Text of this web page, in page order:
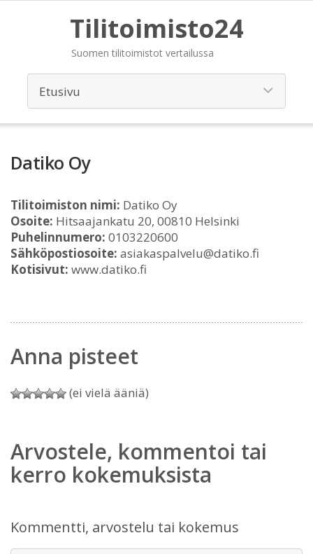
Tilitoimisto24
Suomen tilitoimistot vertailussa
Datiko Oy
Tilitoimiston nimi: Datiko Oy
Osoite: Hitsaajankatu 20, 00810 Helsinki
Puhelinnumero: 0103220600
Sähköpostiosoite: asiakaspalvelu@datiko.fi
Kotisivut: www.datiko.fi
Anna pisteet
(ei vielä ääniä)
Arvostele, kommentoi tai
kerro kokemuksista
Kommentti, arvostelu tai kokemus